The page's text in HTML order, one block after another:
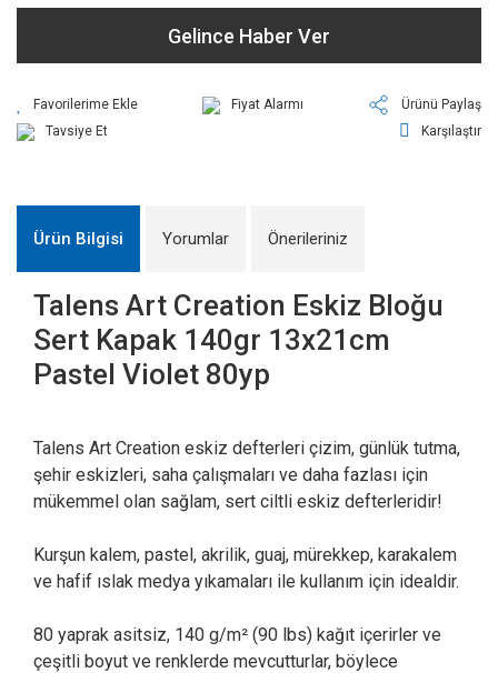
Gelince Haber Ver
Fiyat Alarmı
Ürünü Paylaş
Tavsiye Et
Karşılaştır
Ürün Bilgisi Yorumlar Önerileriniz
Talens Art Creation Eskiz Bloğu
Sert Kapak 140gr 13x21cm
Pastel Violet 80yp
Talens Art Creation eskiz defterleri çizim, günlük tutma,
şehir eskizleri, saha çalışmaları ve daha fazlası için
mükemmel olan sağlam, sert ciltli eskiz defterleridir!
Kurşun kalem, pastel, akrilik, guaj, mürekkep, karakalem
ve hafif ıslak medya yıkamaları ile kullanım için idealdir.
80 yaprak asitsiz, 140 g/m² (90 lbs) kağıt içerirler ve
çeşitli boyut ve renklerde mevcutturlar, böylece